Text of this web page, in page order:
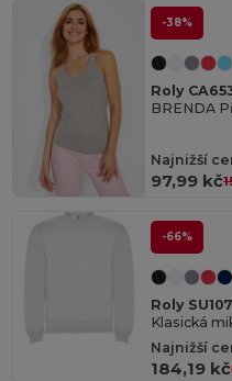
-38%
Roly
Najnižší
97,99 kč
-66%
Roly
Najnižší
184,19 kč